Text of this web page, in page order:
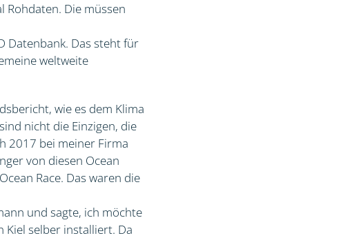
Rohdaten. Die müssen
Datenbank. Das steht für
weltweite
wie es dem Klima
nicht die Einzigen, die
2017 bei meiner Firma
von diesen Ocean
Race. Das waren die
und sagte, ich möchte
Kiel selber installiert. Da